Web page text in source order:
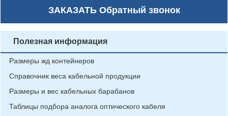
ЗАКАЗАТЬОбратный звонок
Полезная информация
Размеры жд контейнеров
Справочник веса кабельной продукции
Размеры и вес кабельных барабанов
Таблицы подбора аналога оптического кабеля